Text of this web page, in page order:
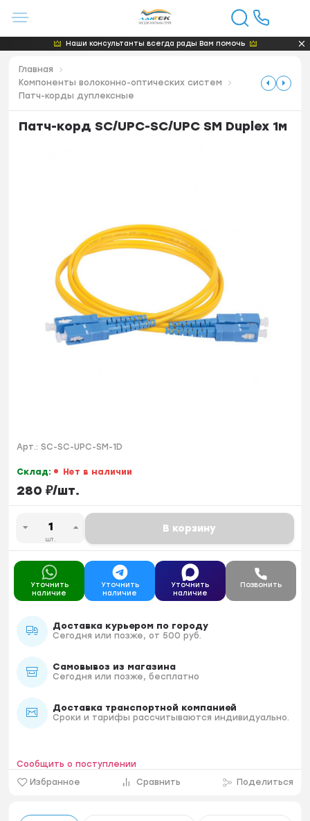
Наши консультанты всегда рады Вам помочь
Главная
Компоненты волоконно-оптических систем
Патч-корды дуплексные
Патч-корд SC/UPC-SC/UPC SM Duplex 1м
Арт.: SC-SC-UPC-SM-1D
Склад: Нет в наличии
280 ₽/шт.
шт.
В корзину
Уточнить
наличие
Уточнить
наличие
Уточнить
наличие
Позвонить
Доставка курьером по городу
Сегодня или позже, от 500 руб.
Самовывоз из магазина
Сегодня или позже, бесплатно
Доставка транспортной компанией
Сроки и тарифы рассчитываются индивидуально.
Избранное Сравнить Поделиться
Сообщить о поступлении